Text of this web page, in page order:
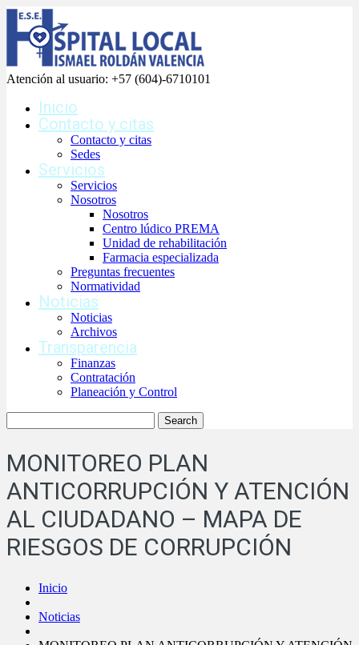
Atención al usuario: +57 (604)-6710101
Inicio
Contacto y citas
Contacto y citas
Sedes
Servicios
Servicios
Nosotros
Nosotros
Centro lúdico PREMA
Unidad de rehabilitación
Farmacia especializada
Preguntas frecuentes
Normatividad
Noticias
Noticias
Archivos
Transparencia
Finanzas
Contratación
Planeación y Control
MONITOREO PLAN
ANTICORRUPCIÓN Y ATENCIÓN
AL CIUDADANO – MAPA DE
RIESGOS DE CORRUPCIÓN
Inicio
Noticias